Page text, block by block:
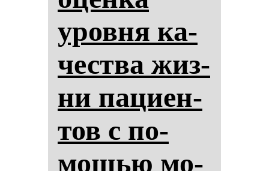
уров­ня ка­
чес­тва жиз­
ни па­ци­ен­
тов с по­
мощью мо­